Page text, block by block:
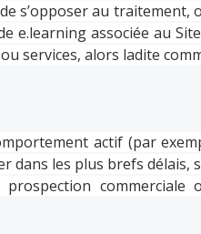
s’opposer au
e.learning associée au
services, alors ladite
actif (par
les plus brefs délais,